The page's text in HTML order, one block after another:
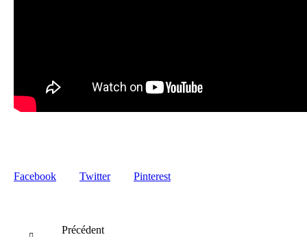
Facebook Twitter Pinterest
Précédent